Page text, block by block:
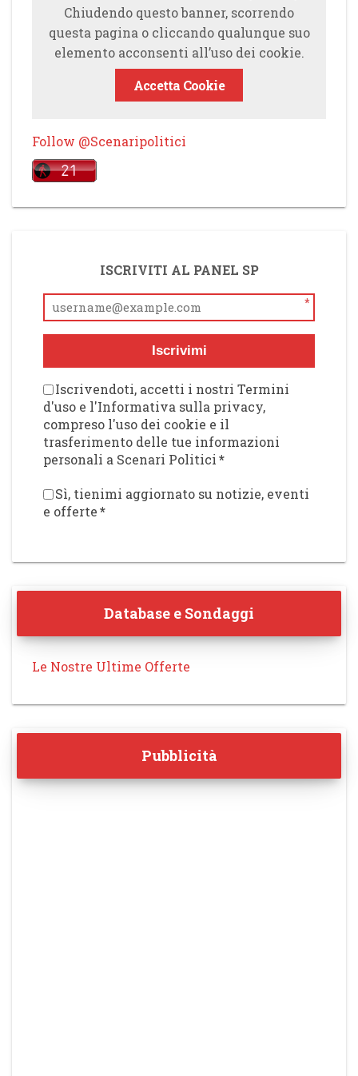
Chiudendo questo banner, scorrendo
questa pagina o cliccando qualunque suo
elemento acconsenti all’uso dei cookie.
Accetta Cookie
Follow @Scenaripolitici
ISCRIVITI AL PANEL SP
*
Iscrivimi
Iscrivendoti, accetti i nostri Termini
d'uso e l'Informativa sulla privacy,
compreso l'uso dei cookie e il
trasferimento delle tue informazioni
personali a Scenari Politici*
Sì, tienimi aggiornato su notizie, eventi
e offerte*
Database e Sondaggi
Le Nostre Ultime Offerte
Pubblicità